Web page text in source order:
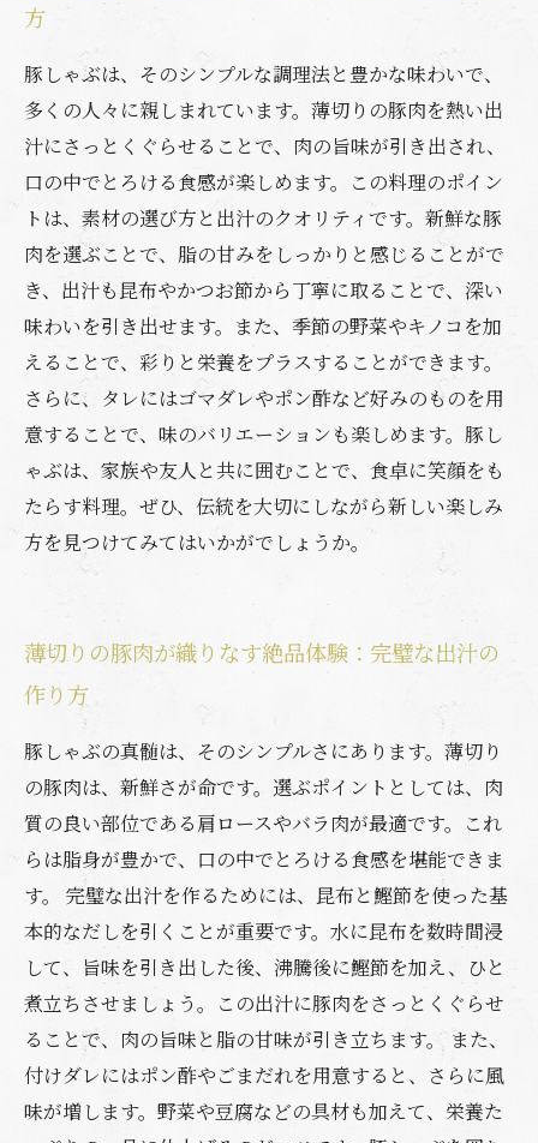
家庭でできる豚しゃぶの楽しみ方：簡単レシピ
と工夫
真の豚しゃぶとは？プロが教える心に残る一皿
舌の上でとろける豚しゃぶ：あなたの食卓に取
り入れるためのアイデア
方
豚しゃぶは、そのシンプルな調理法と豊かな味わいで、
多くの人々に親しまれています。薄切りの豚肉を熱い出
汁にさっとくぐらせることで、肉の旨味が引き出され、
口の中でとろける食感が楽しめます。この料理のポイン
トは、素材の選び方と出汁のクオリティです。新鮮な豚
肉を選ぶことで、脂の甘みをしっかりと感じることがで
き、出汁も昆布やかつお節から丁寧に取ることで、深い
味わいを引き出せます。また、季節の野菜やキノコを加
えることで、彩りと栄養をプラスすることができます。
さらに、タレにはゴマダレやポン酢など好みのものを用
意することで、味のバリエーションも楽しめます。豚し
ゃぶは、家族や友人と共に囲むことで、食卓に笑顔をも
たらす料理。ぜひ、伝統を大切にしながら新しい楽しみ
方を見つけてみてはいかがでしょうか。
薄切りの豚肉が織りなす絶品体験：完璧な出汁の
作り方
豚しゃぶの真髄は、そのシンプルさにあります。薄切り
の豚肉は、新鮮さが命です。選ぶポイントとしては、肉
質の良い部位である肩ロースやバラ肉が最適です。これ
らは脂身が豊かで、口の中でとろける食感を堪能できま
す。 完璧な出汁を作るためには、昆布と鰹節を使った基
本的なだしを引くことが重要です。水に昆布を数時間浸
して、旨味を引き出した後、沸騰後に鰹節を加え、ひと
煮立ちさせましょう。この出汁に豚肉をさっとくぐらせ
ることで、肉の旨味と脂の甘味が引き立ちます。 また、
付けダレにはポン酢やごまだれを用意すると、さらに風
味が増します。野菜や豆腐などの具材も加えて、栄養た